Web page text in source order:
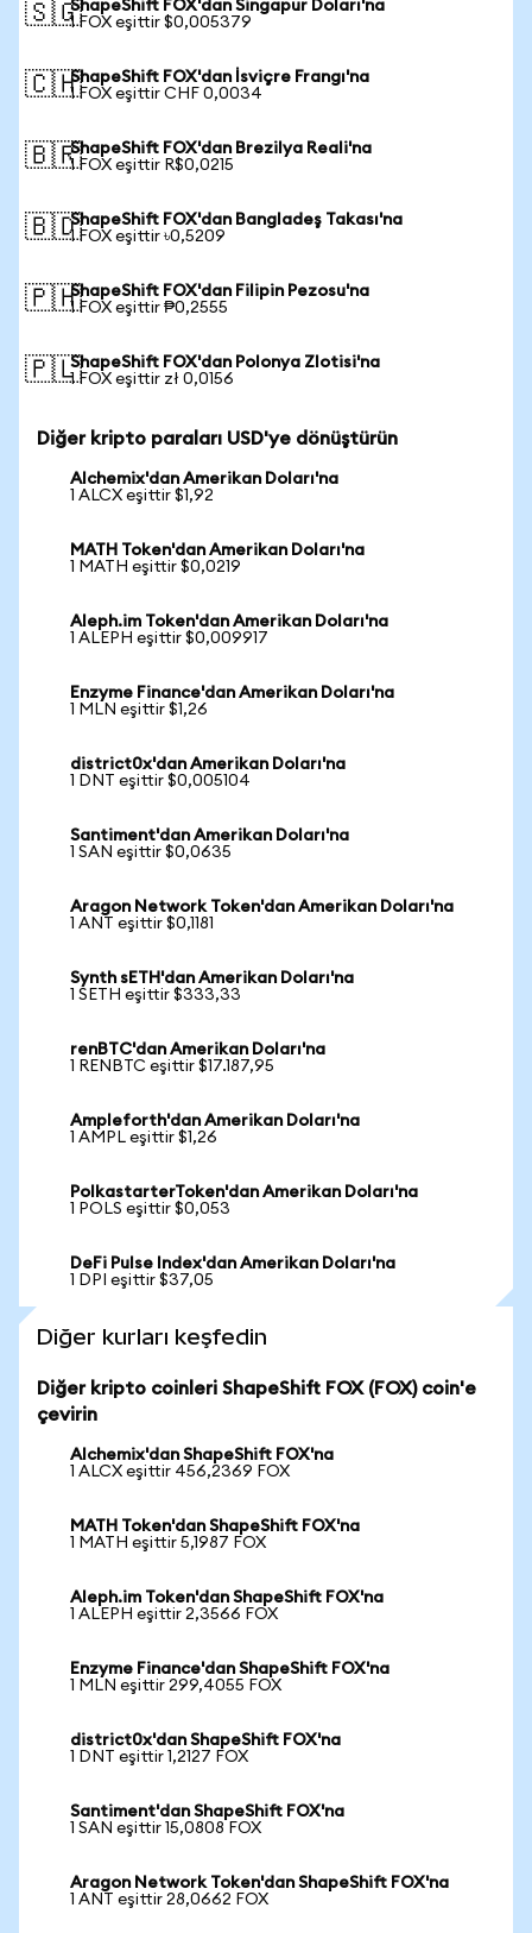
🇸🇬ShapeShift FOX'dan Singapur Doları'na
1 FOX eşittir $0,005379
🇨🇭ShapeShift FOX'dan İsviçre Frangı'na
1 FOX eşittir CHF 0,0034
🇧🇷ShapeShift FOX'dan Brezilya Reali'na
1 FOX eşittir R$0,0215
🇧🇩ShapeShift FOX'dan Bangladeş Takası'na
1 FOX eşittir ৳0,5209
🇵🇭ShapeShift FOX'dan Filipin Pezosu'na
1 FOX eşittir ₱0,2555
🇵🇱ShapeShift FOX'dan Polonya Zlotisi'na
1 FOX eşittir zł 0,0156
Diğer kripto paraları USD'ye dönüştürün
Alchemix'dan Amerikan Doları'na
1 ALCX eşittir $1,92
MATH Token'dan Amerikan Doları'na
1 MATH eşittir $0,0219
Aleph.im Token'dan Amerikan Doları'na
1 ALEPH eşittir $0,009917
Enzyme Finance'dan Amerikan Doları'na
1 MLN eşittir $1,26
district0x'dan Amerikan Doları'na
1 DNT eşittir $0,005104
Santiment'dan Amerikan Doları'na
1 SAN eşittir $0,0635
Aragon Network Token'dan Amerikan Doları'na
1 ANT eşittir $0,1181
Synth sETH'dan Amerikan Doları'na
1 SETH eşittir $333,33
renBTC'dan Amerikan Doları'na
1 RENBTC eşittir $17.187,95
Ampleforth'dan Amerikan Doları'na
1 AMPL eşittir $1,26
PolkastarterToken'dan Amerikan Doları'na
1 POLS eşittir $0,053
DeFi Pulse Index'dan Amerikan Doları'na
1 DPI eşittir $37,05
Diğer kurları keşfedin
Diğer kripto coinleri ShapeShift FOX (FOX) coin'e
çevirin
Alchemix'dan ShapeShift FOX'na
1 ALCX eşittir 456,2369 FOX
MATH Token'dan ShapeShift FOX'na
1 MATH eşittir 5,1987 FOX
Aleph.im Token'dan ShapeShift FOX'na
1 ALEPH eşittir 2,3566 FOX
Enzyme Finance'dan ShapeShift FOX'na
1 MLN eşittir 299,4055 FOX
district0x'dan ShapeShift FOX'na
1 DNT eşittir 1,2127 FOX
Santiment'dan ShapeShift FOX'na
1 SAN eşittir 15,0808 FOX
Aragon Network Token'dan ShapeShift FOX'na
1 ANT eşittir 28,0662 FOX